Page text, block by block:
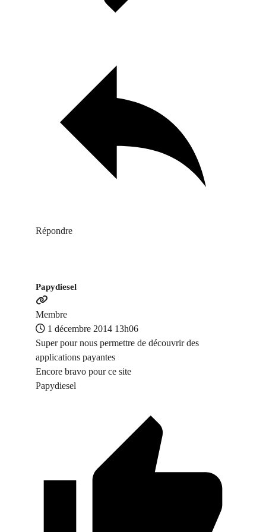
Répondre
Papydiesel
Membre
1 décembre 2014 13h06
Super pour nous permettre de découvrir des
applications payantes
Encore bravo pour ce site
Papydiesel